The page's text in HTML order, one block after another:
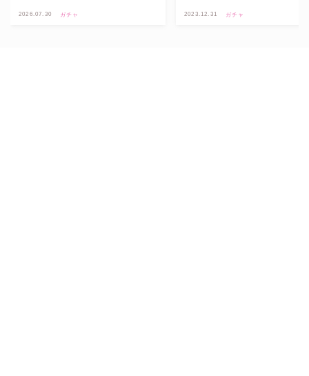
2026.07.30 ガチャ 2023.12.31 ガチャ